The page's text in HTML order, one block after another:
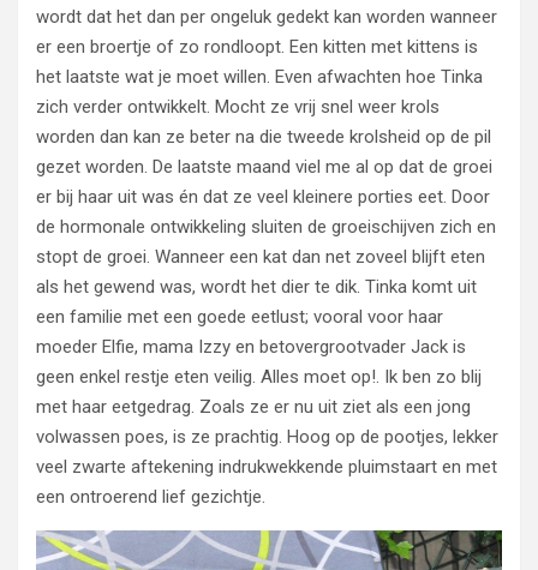
wordt dat het dan per ongeluk gedekt kan worden wanneer
er een broertje of zo rondloopt. Een kitten met kittens is
het laatste wat je moet willen. Even afwachten hoe Tinka
zich verder ontwikkelt. Mocht ze vrij snel weer krols
worden dan kan ze beter na die tweede krolsheid op de pil
gezet worden. De laatste maand viel me al op dat de groei
er bij haar uit was én dat ze veel kleinere porties eet. Door
de hormonale ontwikkeling sluiten de groeischijven zich en
stopt de groei. Wanneer een kat dan net zoveel blijft eten
als het gewend was, wordt het dier te dik. Tinka komt uit
een familie met een goede eetlust; vooral voor haar
moeder Elfie, mama Izzy en betovergrootvader Jack is
geen enkel restje eten veilig. Alles moet op!. Ik ben zo blij
met haar eetgedrag. Zoals ze er nu uit ziet als een jong
volwassen poes, is ze prachtig. Hoog op de pootjes, lekker
veel zwarte aftekening indrukwekkende pluimstaart en met
een ontroerend lief gezichtje.